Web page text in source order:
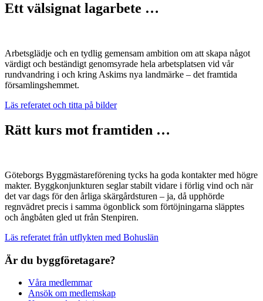
Ett välsignat lagarbete …
Arbetsglädje och en tydlig gemensam ambition om att skapa något
värdigt och beständigt genomsyrade hela arbetsplatsen vid vår
rundvandring i och kring Askims nya landmärke – det framtida
församlingshemmet.
Läs referatet och titta på bilder
Rätt kurs mot framtiden …
Göteborgs Byggmästareförening tycks ha goda kontakter med högre
makter. Byggkonjunkturen seglar stabilt vidare i förlig vind och när
det var dags för den årliga skärgårdsturen – ja, då upphörde
regnvädret precis i samma ögonblick som förtöjningarna släpptes
och ångbåten gled ut från Stenpiren.
Läs referatet från utflykten med Bohuslän
Är du byggföretagare?
Våra medlemmar
Ansök om medlemskap